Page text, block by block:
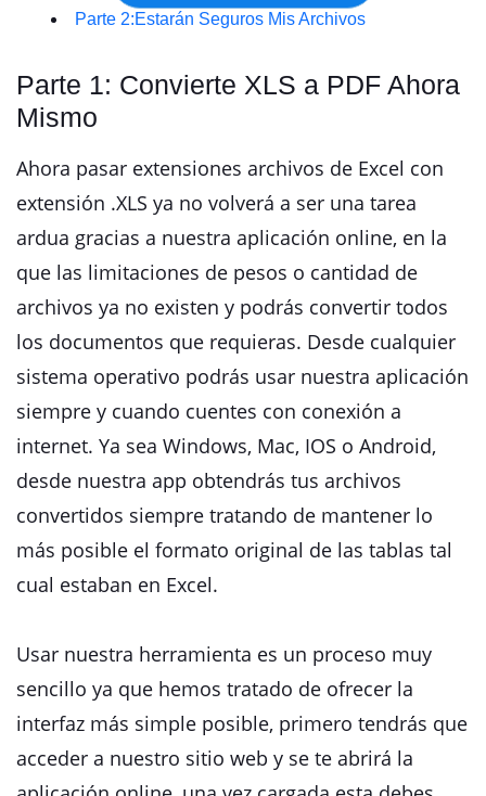
Parte 2:Estarán Seguros Mis Archivos
Parte 1: Convierte XLS a PDF Ahora
Mismo
Ahora pasar extensiones archivos de Excel con
extensión .XLS ya no volverá a ser una tarea
ardua gracias a nuestra aplicación online, en la
que las limitaciones de pesos o cantidad de
archivos ya no existen y podrás convertir todos
los documentos que requieras. Desde cualquier
sistema operativo podrás usar nuestra aplicación
siempre y cuando cuentes con conexión a
internet. Ya sea Windows, Mac, IOS o Android,
desde nuestra app obtendrás tus archivos
convertidos siempre tratando de mantener lo
más posible el formato original de las tablas tal
cual estaban en Excel.
Usar nuestra herramienta es un proceso muy
sencillo ya que hemos tratado de ofrecer la
interfaz más simple posible, primero tendrás que
acceder a nuestro sitio web y se te abrirá la